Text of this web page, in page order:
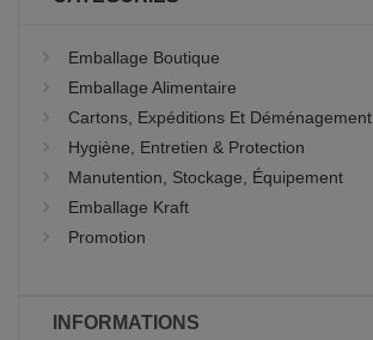
Emballage Boutique
Emballage Alimentaire
Cartons, Expéditions Et Déménagement
Hygiène, Entretien & Protection
Manutention, Stockage, Équipement
Emballage Kraft
Promotion
INFORMATIONS